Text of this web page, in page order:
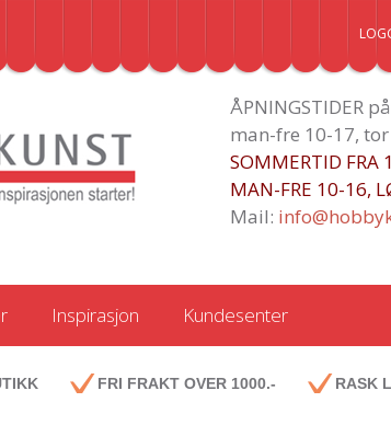
ÅPNINGSTIDER
man-fre 10-17,
SOMMERTID FRA
MAN-FRE 10-16,
Mail:
Inspirasjon Kundesenter
FRI FRAKT OVER 1000.- RASK